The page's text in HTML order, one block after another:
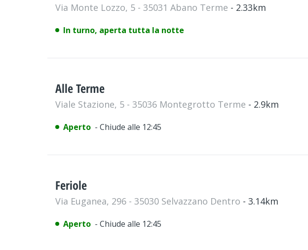
Via Monte Lozzo, 5 - 35031 Abano Terme - 2.33km
In turno, aperta tutta la notte
Alle Terme
Viale Stazione, 5 - 35036 Montegrotto Terme - 2.9km
Aperto - Chiude alle 12:45
Feriole
Via Euganea, 296 - 35030 Selvazzano Dentro - 3.14km
Aperto - Chiude alle 12:45